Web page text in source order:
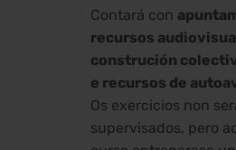
Contará con
recursos
construción
e recursos de
Os exercicios non
supervisados, pero